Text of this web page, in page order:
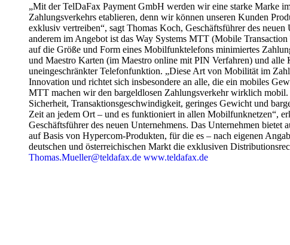
„Mit der TelDaFax Payment GmbH werden wir eine starke Marke
Zahlungsverkehrs etablieren, denn wir können unseren Kunden
exklusiv vertreiben“, sagt Thomas Koch, Geschäftsführer des neuen
anderem im Angebot ist das Way Systems MTT (Mobile
auf die Größe und Form eines Mobilfunktelefons minimiertes
und Maestro Karten (im Maestro online mit PIN Verfahren) und alle
uneingeschränkter Telefonfunktion. „Diese Art von Mobilität im
Innovation und richtet sich insbesondere an alle, die ein mobiles
MTT machen wir den bargeldlosen Zahlungsverkehr wirklich mobil.
Sicherheit, Transaktionsgeschwindigkeit, geringes Gewicht und
Zeit an jedem Ort – und es funktioniert in allen Mobilfunknetzen“,
Geschäftsführer des neuen Unternehmens. Das Unternehmen bietet
auf Basis von Hypercom-Produkten, für die es – nach eigenen
deutschen und österreichischen Markt die exklusiven
Thomas.Mueller@teldafax.de www.teldafax.de